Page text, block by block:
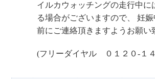
イルカウォッチングの走行中に
る場合がございますので、
妊
前にご連絡頂きますようお願い
(フリーダイヤル ０１２０-１